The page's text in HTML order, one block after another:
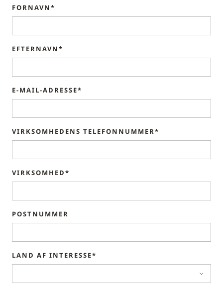
FORNAVN*
EFTERNAVN*
E-MAIL-ADRESSE*
VIRKSOMHEDENS TELEFONNUMMER*
VIRKSOMHED*
POSTNUMMER
LAND AF INTERESSE*